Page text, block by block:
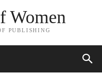
Women
PUBLISHING